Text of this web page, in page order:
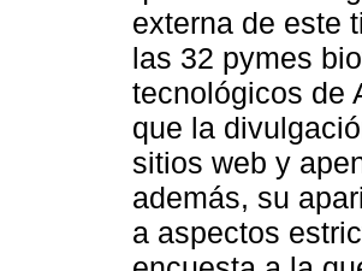
externa de este
las 32 pymes
tecnológicos de
que la
sitios web y
además, su
a aspectos